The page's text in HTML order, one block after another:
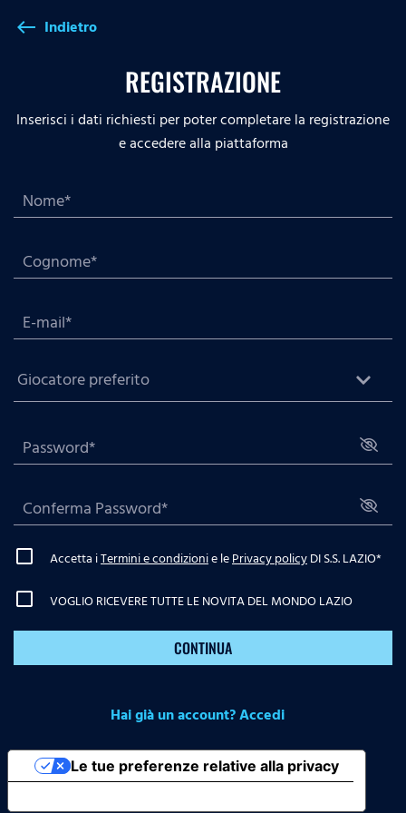
west Indietro
REGISTRAZIONE
Inserisci i dati richiesti per poter completare la registrazione
e accedere alla piattaforma
Accetta iTermini e condizionie lePrivacy policyDI S.S. LAZIO*
VOGLIO RICEVERE TUTTE LE NOVITA DEL MONDO LAZIO
CONTINUA
Hai già un account? Accedi
Le tue preferenze relative alla privacy